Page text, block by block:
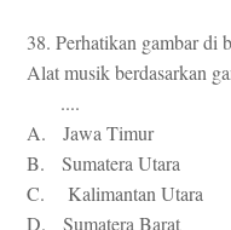
38. Perhatikan gambar di
Alat musik berdasarkan
....
A. Jawa Timur
B. Sumatera Utara
C. Kalimantan Utara
D. Sumatera Barat